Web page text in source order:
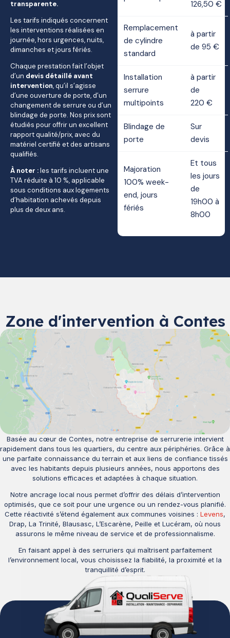
transparente.
Les tarifs indiqués concernent
les interventions réalisées en
journée, hors urgences, nuits,
dimanches et jours fériés.
Chaque prestation fait l’objet
d’un devis détaillé avant
intervention, qu’il s’agisse
d’une ouverture de porte, d’un
changement de serrure ou d’un
blindage de porte. Nos prix sont
étudiés pour offrir un excellent
rapport qualité/prix, avec du
matériel certifié et des artisans
qualifiés.
À noter :les tarifs incluent une
TVA réduite à 10 %, applicable
sous conditions aux logements
d’habitation achevés depuis
plus de deux ans.
126,50 €
Remplacement
de cylindre
standard
à partir
de 95 €
Installation
serrure
multipoints
à partir
de
220 €
Blindage de
porte
Sur
devis
Majoration
100% week-
end, jours
fériés
Et tous
les jours
de
19h00 à
8h00
Zone d'intervention à Contes
Basée au cœur de Contes, notre entreprise de serrurerie intervient
rapidement dans tous les quartiers, du centre aux périphéries. Grâce à
une parfaite connaissance du terrain et aux liens de confiance tissés
avec les habitants depuis plusieurs années, nous apportons des
solutions efficaces et adaptées à chaque situation.
Notre ancrage local nous permet d’offrir des délais d’intervention
optimisés, que ce soit pour une urgence ou un rendez-vous planifié.
Cette réactivité s’étend également aux communes voisines : Levens,
Drap, La Trinité, Blausasc, L’Escarène, Peille et Lucéram, où nous
assurons le même niveau de service et de professionnalisme.
En faisant appel à des serruriers qui maîtrisent parfaitement
l’environnement local, vous choisissez la fiabilité, la proximité et la
tranquillité d’esprit.